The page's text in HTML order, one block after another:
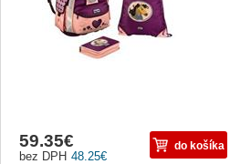
pre väčšiu bezpečnosť - vystužená
textilná rukoväť príjem
48.25€
bez DPH
59.35€ do košíka